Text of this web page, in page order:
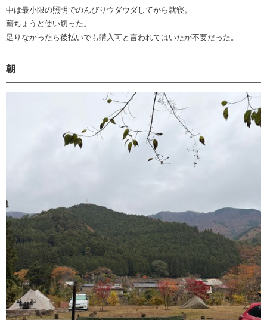
中は最小限の照明でのんびりウダウダしてから就寝。
薪ちょうど使い切った。
足りなかったら後払いでも購入可と言われてはいたが不要だった。
朝